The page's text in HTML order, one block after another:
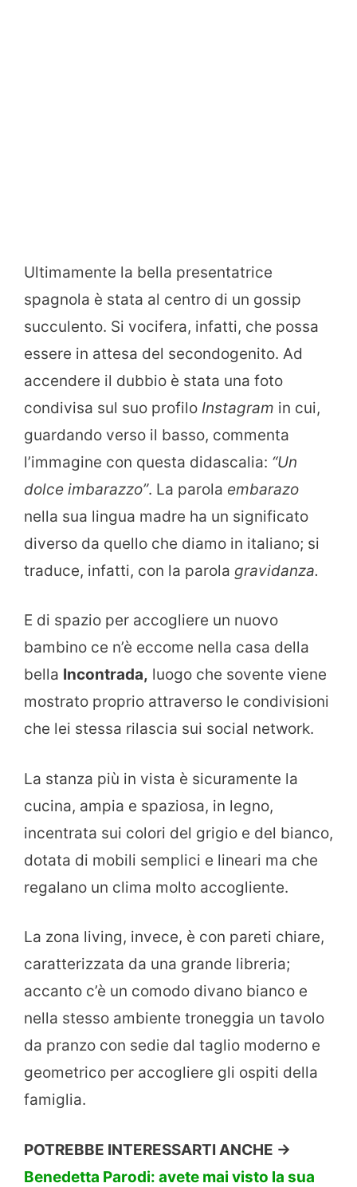
Ultimamente la bella presentatrice
spagnola è stata al centro di un gossip
succulento. Si vocifera, infatti, che possa
essere in attesa del secondogenito. Ad
accendere il dubbio è stata una foto
condivisa sul suo profilo Instagram in cui,
guardando verso il basso, commenta
l’immagine con questa didascalia: “Un
dolce imbarazzo”. La parola embarazo
nella sua lingua madre ha un significato
diverso da quello che diamo in italiano; si
traduce, infatti, con la parola gravidanza.
E di spazio per accogliere un nuovo
bambino ce n’è eccome nella casa della
bella Incontrada, luogo che sovente viene
mostrato proprio attraverso le condivisioni
che lei stessa rilascia sui social network.
La stanza più in vista è sicuramente la
cucina, ampia e spaziosa, in legno,
incentrata sui colori del grigio e del bianco,
dotata di mobili semplici e lineari ma che
regalano un clima molto accogliente.
La zona living, invece, è con pareti chiare,
caratterizzata da una grande libreria;
accanto c’è un comodo divano bianco e
nella stesso ambiente troneggia un tavolo
da pranzo con sedie dal taglio moderno e
geometrico per accogliere gli ospiti della
famiglia.
POTREBBE INTERESSARTI ANCHE ->
Benedetta Parodi: avete mai visto la sua